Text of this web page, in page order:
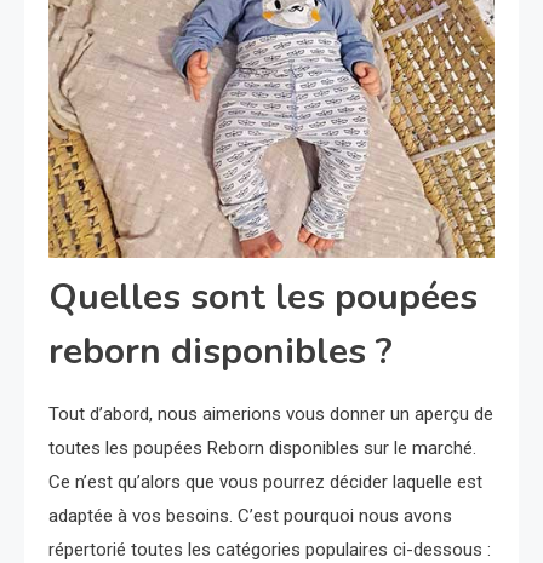
Quelles sont les poupées
reborn disponibles ?
Tout d’abord, nous aimerions vous donner un aperçu de
toutes les poupées Reborn disponibles sur le marché.
Ce n’est qu’alors que vous pourrez décider laquelle est
adaptée à vos besoins. C’est pourquoi nous avons
répertorié toutes les catégories populaires ci-dessous :